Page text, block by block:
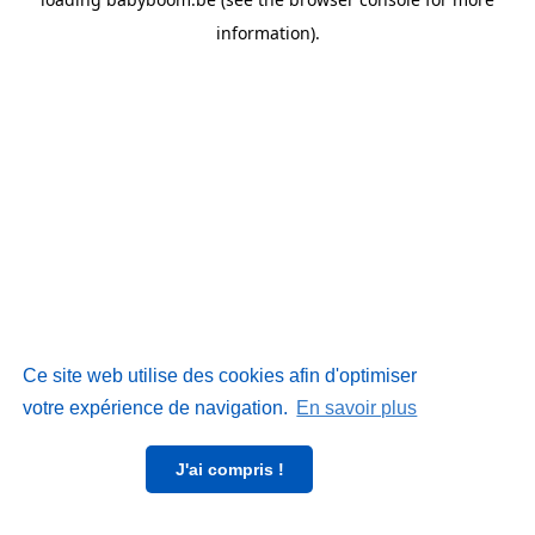
Ce site web utilise des cookies afin d'optimiser
votre expérience de navigation. En savoir plus
J'ai compris !
information).